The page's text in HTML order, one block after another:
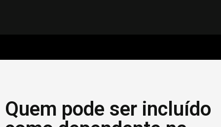
Quem pode ser incluído